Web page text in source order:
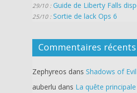
29/10 : Guide de Liberty Falls
25/10 : Sortie de lack Ops 6
Commentaires récents
Zephyreos dans Shadows of Evil
auberlu dans La quête